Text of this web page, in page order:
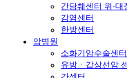
간담췌센터 위·대
감염센터
한방센터
암병원
소화기암수술센터
유방ㆍ갑상선암